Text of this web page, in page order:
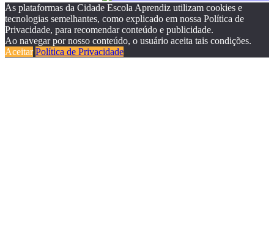
As plataformas da Cidade Escola Aprendiz utilizam cookies e
tecnologias semelhantes, como explicado em nossa Política de
Privacidade, para recomendar conteúdo e publicidade.
Ao navegar por nosso conteúdo, o usuário aceita tais condições.
Aceitar Política de Privacidade